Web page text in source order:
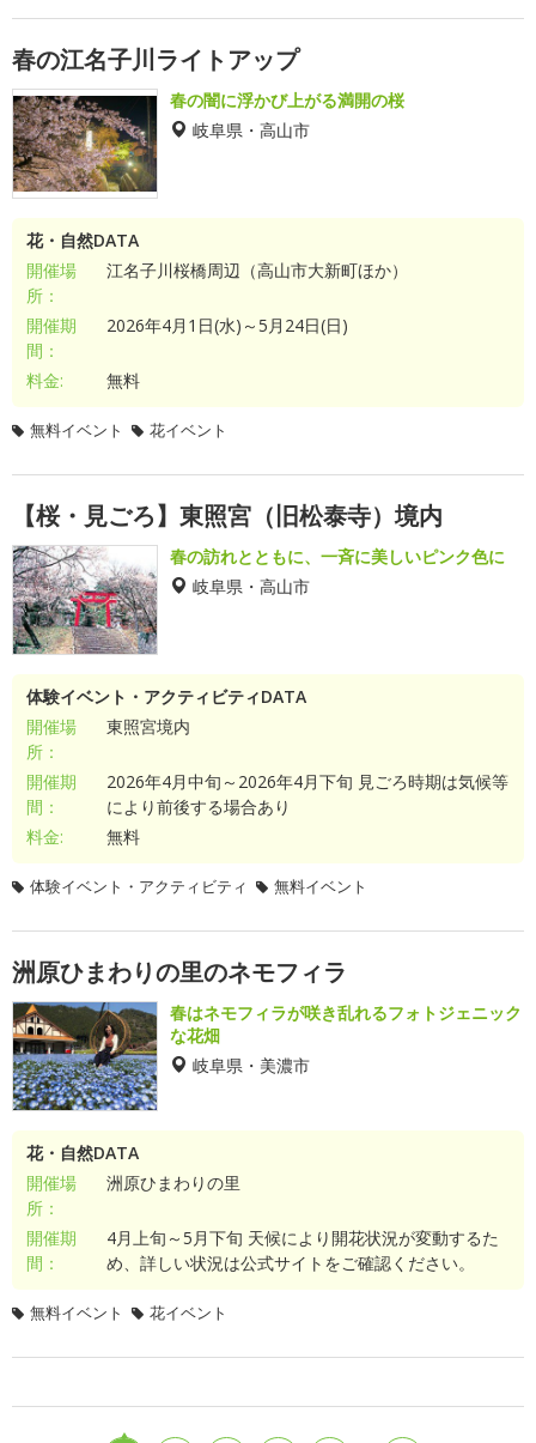
春の江名子川ライトアップ
春の闇に浮かび上がる満開の桜
岐阜県・高山市
花・自然DATA
開催場
所：
江名子川桜橋周辺（高山市大新町ほか）
開催期
間：
2026年4月1日(水)～5月24日(日)
料金: 無料
無料イベント 花イベント
【桜・見ごろ】東照宮（旧松泰寺）境内
春の訪れとともに、一斉に美しいピンク色に
岐阜県・高山市
体験イベント・アクティビティDATA
開催場
所：
東照宮境内
開催期
間：
2026年4月中旬～2026年4月下旬 見ごろ時期は気候等
により前後する場合あり
料金:
無料
体験イベント・アクティビティ 無料イベント
洲原ひまわりの里のネモフィラ
春はネモフィラが咲き乱れるフォトジェニック
な花畑
岐阜県・美濃市
花・自然DATA
開催場
所：
洲原ひまわりの里
開催期
間：
4月上旬～5月下旬 天候により開花状況が変動するた
め、詳しい状況は公式サイトをご確認ください。
無料イベント 花イベント